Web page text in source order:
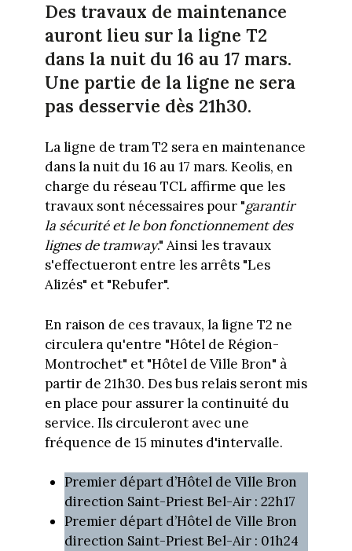
Des travaux de maintenance
auront lieu sur la ligne T2
dans la nuit du 16 au 17 mars.
Une partie de la ligne ne sera
pas desservie dès 21h30.
La ligne de tram T2 sera en maintenance
dans la nuit du 16 au 17 mars. Keolis, en
charge du réseau TCL affirme que les
travaux sont nécessaires pour "garantir
la sécurité et le bon fonctionnement des
lignes de tramway." Ainsi les travaux
s'effectueront entre les arrêts "Les
Alizés" et "Rebufer".
En raison de ces travaux, la ligne T2 ne
circulera qu'entre "Hôtel de Région-
Montrochet" et "Hôtel de Ville Bron" à
partir de 21h30. Des bus relais seront mis
en place pour assurer la continuité du
service. Ils circuleront avec une
fréquence de 15 minutes d'intervalle.
Premier départ d’Hôtel de Ville Bron
direction Saint-Priest Bel-Air : 22h17
Premier départ d’Hôtel de Ville Bron
direction Saint-Priest Bel-Air : 01h24